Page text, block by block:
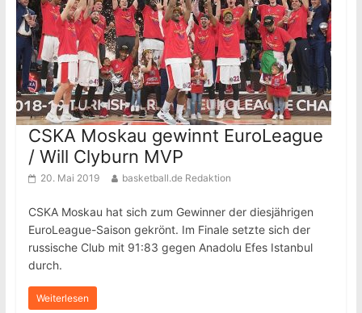
CSKA Moskau gewinnt EuroLeague
/ Will Clyburn MVP
20. Mai 2019 basketball.de Redaktion
CSKA Moskau hat sich zum Gewinner der diesjährigen
EuroLeague-Saison gekrönt. Im Finale setzte sich der
russische Club mit 91:83 gegen Anadolu Efes Istanbul
durch.
Weiterlesen